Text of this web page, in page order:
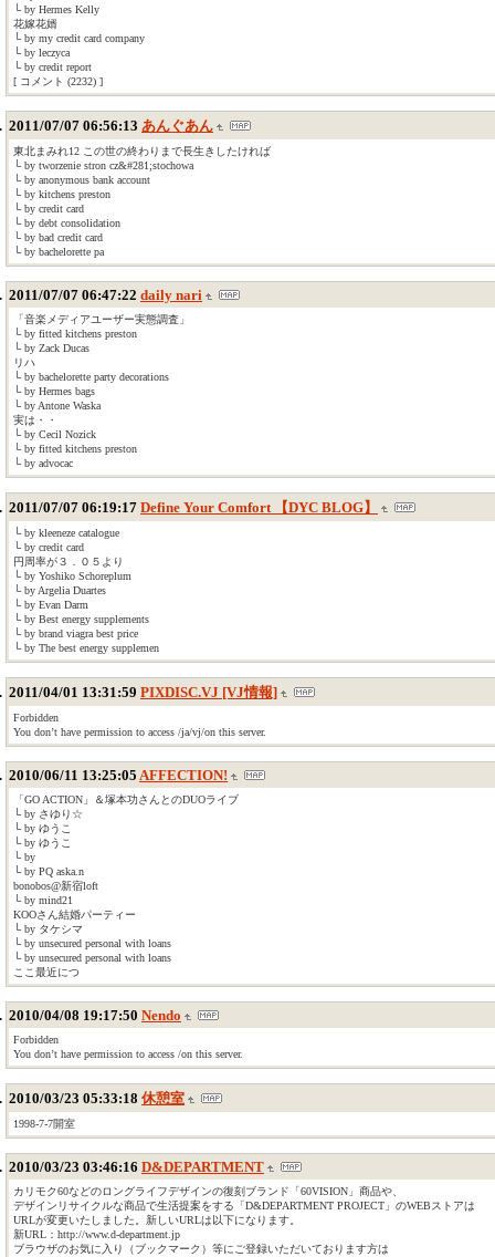
└ by Hermes Kelly
花嫁花婿
└ by my credit card company
└ by leczyca
└ by credit report
[ コメント (2232) ]
2011/07/07 06:56:13 あんぐあん
東北まみれ12 この世の終わりまで長生きしたければ
└ by tworzenie stron cz&#281;stochowa
└ by anonymous bank account
└ by kitchens preston
└ by credit card
└ by debt consolidation
└ by bad credit card
└ by bachelorette pa
2011/07/07 06:47:22 daily nari
「音楽メディアユーザー実態調査」
└ by fitted kitchens preston
└ by Zack Ducas
リハ
└ by bachelorette party decorations
└ by Hermes bags
└ by Antone Waska
実は・・
└ by Cecil Nozick
└ by fitted kitchens preston
└ by advocac
2011/07/07 06:19:17 Define Your Comfort 【DYC BLOG】
└ by kleeneze catalogue
└ by credit card
円周率が３．０５より
└ by Yoshiko Schoreplum
└ by Argelia Duartes
└ by Evan Darm
└ by Best energy supplements
└ by brand viagra best price
└ by The best energy supplemen
2011/04/01 13:31:59 PIXDISC.VJ [VJ情報]
Forbidden
You don’t have permission to access /ja/vj/on this server.
2010/06/11 13:25:05 AFFECTION!
「GO ACTION」＆塚本功さんとのDUOライブ
└ by さゆり☆
└ by ゆうこ
└ by ゆうこ
└ by
└ by PQ aska.n
bonobos@新宿loft
└ by mind21
KOOさん結婚パーティー
└ by タケシマ
└ by unsecured personal with loans
└ by unsecured personal with loans
ここ最近につ
2010/04/08 19:17:50 Nendo
Forbidden
You don’t have permission to access /on this server.
2010/03/23 05:33:18 休憩室
1998-7-7開室
2010/03/23 03:46:16 D&DEPARTMENT
カリモク60などのロングライフデザインの復刻ブランド「60VISION」商品や、
デザインリサイクルな商品で生活提案をする「D&DEPARTMENT PROJECT」のWEBストアは
URLが変更いたしました。新しいURLは以下になります。
新URL：http://www.d-department.jp
ブラウザのお気に入り（ブックマーク）等にご登録いただいております方は